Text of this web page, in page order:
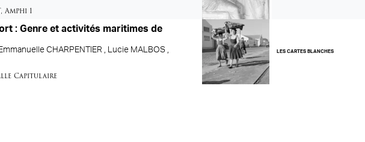
,Amphi 1
: Genre et activités maritimes de
Emmanuelle CHARPENTIER , Lucie MALBOS ,
Capitulaire
LES CARTES BLANCHES